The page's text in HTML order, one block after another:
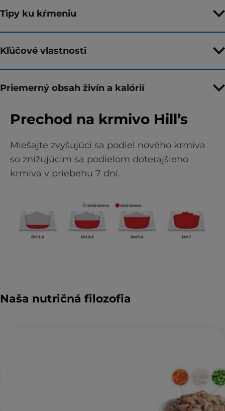
Tipy ku kŕmeniu
Kľúčové vlastnosti
Priemerný obsah živín a kalórií
Prechod na krmivo Hill’s
Miešajte zvyšujúci sa podiel nového krmiva
so znižujúcim sa podielom doterajšieho
krmiva v priebehu 7 dní.
Naša nutričná filozofia